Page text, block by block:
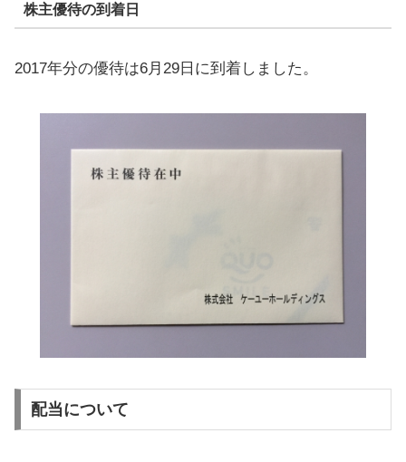
株主優待の到着日
2017年分の優待は6月29日に到着しました。
配当について